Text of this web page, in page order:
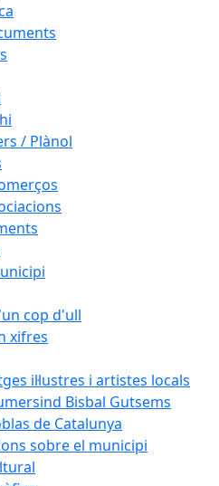
/ Plànol
cop d'ull
xifres
il·lustres i artistes locals
Bisbal Gutsems
de Catalunya
sobre el municipi